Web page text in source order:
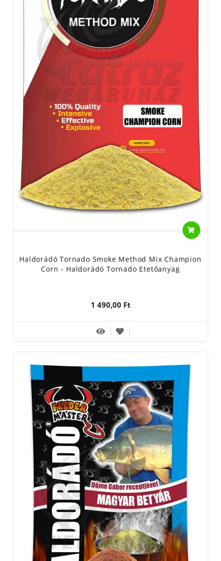
Haldorádó Tornado Smoke Method Mix Champion
Corn - Haldorádó Tornado Etetőanyag
1 490,00 Ft